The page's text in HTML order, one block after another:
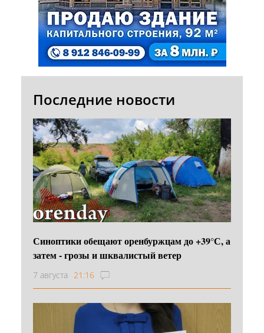
Последние новости
Синоптики обещают оренбуржцам до +39°С, а
затем - грозы и шквалистый ветер
7 августа 21:16